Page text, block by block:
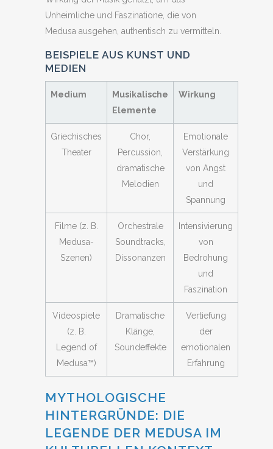
Unheimliche und Faszinatione, die von
Medusa ausgehen, authentisch zu vermitteln.
BEISPIELE AUS KUNST UND
MEDIEN
Medium
Musikalische
Elemente
Wirkung
Griechisches
Theater
Chor,
Percussion,
dramatische
Melodien
Emotionale
Verstärkung
von Angst
und
Spannung
Filme (z. B.
Medusa-
Szenen)
Orchestrale
Soundtracks,
Dissonanzen
Intensivierung
von
Bedrohung
und
Faszination
Videospiele
(z. B.
Legend of
Medusa™)
Dramatische
Klänge,
Soundeffekte
Vertiefung
der
emotionalen
Erfahrung
MYTHOLOGISCHE
HINTERGRÜNDE: DIE
LEGENDE DER MEDUSA IM